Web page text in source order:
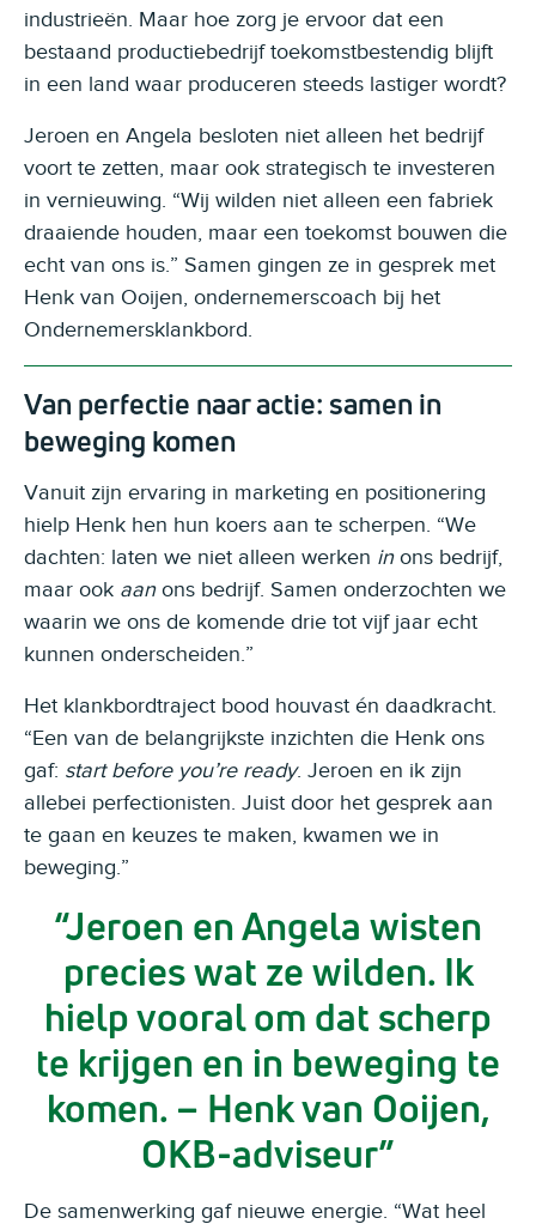
industrieën. Maar hoe zorg je ervoor dat een
bestaand productiebedrijf toekomstbestendig blijft
in een land waar produceren steeds lastiger wordt?
Jeroen en Angela besloten niet alleen het bedrijf
voort te zetten, maar ook strategisch te investeren
in vernieuwing. “Wij wilden niet alleen een fabriek
draaiende houden, maar een toekomst bouwen die
echt van ons is.” Samen gingen ze in gesprek met
Henk van Ooijen, ondernemerscoach bij het
Ondernemersklankbord.
Van perfectie naar actie: samen in
beweging komen
Vanuit zijn ervaring in marketing en positionering
hielp Henk hen hun koers aan te scherpen. “We
dachten: laten we niet alleen werken inons bedrijf,
maar ook aanons bedrijf. Samen onderzochten we
waarin we ons de komende drie tot vijf jaar echt
kunnen onderscheiden.”
Het klankbordtraject bood houvast én daadkracht.
“Een van de belangrijkste inzichten die Henk ons
gaf: start before you’re ready. Jeroen en ik zijn
allebei perfectionisten. Juist door het gesprek aan
te gaan en keuzes te maken, kwamen we in
beweging.”
Jeroen en Angela wisten
precies wat ze wilden. Ik
hielp vooral om dat scherp
te krijgen en in beweging te
komen. – Henk van Ooijen,
OKB-adviseur
De samenwerking gaf nieuwe energie. “Wat heel